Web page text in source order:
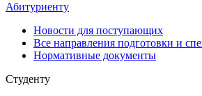
Абитуриенту
Новости для поступающих
Все направления подготовки и
Нормативные документы
Студенту